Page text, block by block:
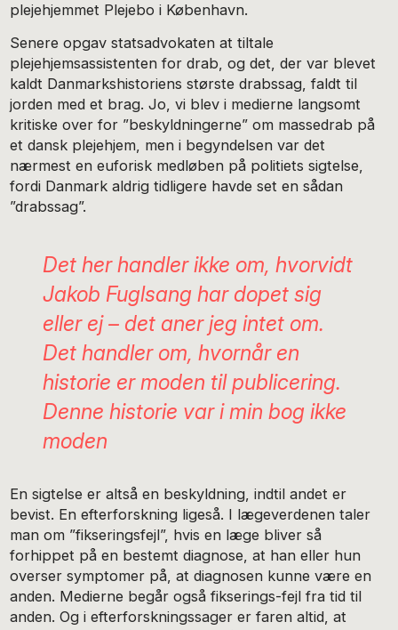
plejehjemmet Plejebo i København.
Senere opgav statsadvokaten at tiltale
plejehjemsassistenten for drab, og det, der var blevet
kaldt Danmarkshistoriens største drabssag, faldt til
jorden med et brag. Jo, vi blev i medierne langsomt
kritiske over for ”beskyldningerne” om massedrab på
et dansk plejehjem, men i begyndelsen var det
nærmest en euforisk medløben på politiets sigtelse,
fordi Danmark aldrig tidligere havde set en sådan
”drabssag”.
Det her handler ikke om, hvorvidt
Jakob Fuglsang har dopet sig
eller ej – det aner jeg intet om.
Det handler om, hvornår en
historie er moden til publicering.
Denne historie var i min bog ikke
moden
En sigtelse er altså en beskyldning, indtil andet er
bevist. En efterforskning ligeså. I lægeverdenen taler
man om ”fikseringsfejl”, hvis en læge bliver så
forhippet på en bestemt diagnose, at han eller hun
overser symptomer på, at diagnosen kunne være en
anden. Medierne begår også fikserings-fejl fra tid til
anden. Og i efterforskningssager er faren altid, at